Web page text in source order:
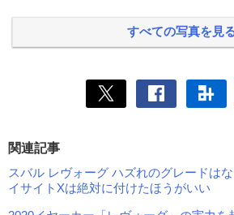
すべての写真を見
関連記事
スバル レヴォーグ ハズれのグレードは
イサイトXは絶対に付けたほうがいい